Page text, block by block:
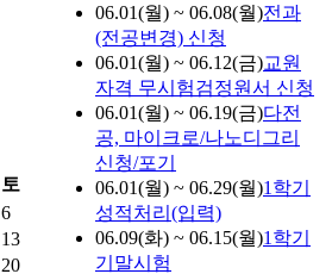
토
6
13
20
06.01(월) ~ 06.08(월)전과
(전공변경) 신청
06.01(월) ~ 06.12(금)교원
자격 무시험검정원서 신청
06.01(월) ~ 06.19(금)다전
공, 마이크로/나노디그리
신청/포기
06.01(월) ~ 06.29(월)1학기
성적처리(입력)
06.09(화) ~ 06.15(월)1학기
기말시험